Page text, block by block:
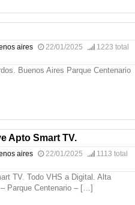
aires 22/01/2025
1223 total
Buenos Aires Parque Centenario
Apto Smart TV.
aires 22/01/2025
1113 total
TV. Todo VHS a Digital. Alta
Parque Centenario – […]